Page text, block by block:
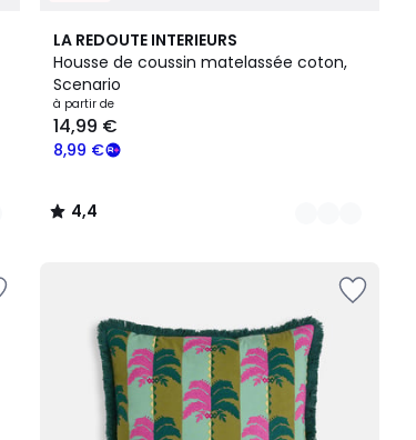
LA REDOUTE INTERIEURS
Housse de coussin matelassée coton,
Scenario
à partir de
8,99 €
14,99 €
4,4
/ 5
7
Couleurs
4,4
/